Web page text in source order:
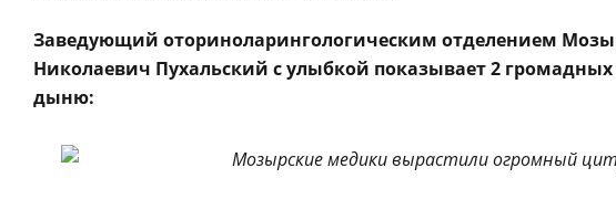
Заведующий оториноларингологическим отделением
Николаевич Пухальский с улыбкой показывает 2
дыню: